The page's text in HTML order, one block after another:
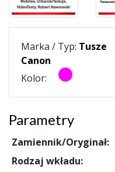
Marka / Typ: Tusze
Canon
Kolor:
Parametry
Zamiennik/Oryginał:
Rodzaj wkładu: